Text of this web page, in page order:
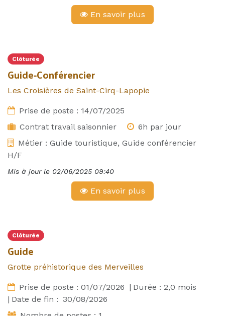
En savoir plus
Clôturée
Guide-Conférencier
Les Croisières de Saint-Cirq-Lapopie
Prise de poste : 14/07/2025
Contrat travail saisonnier
6h par jour
Métier : Guide touristique, Guide conférencier
H/F
Mis à jour le 02/06/2025 09:40
En savoir plus
Clôturée
Guide
Grotte préhistorique des Merveilles
Prise de poste : 01/07/2026 | Durée : 2,0 mois
| Date de fin : 30/08/2026